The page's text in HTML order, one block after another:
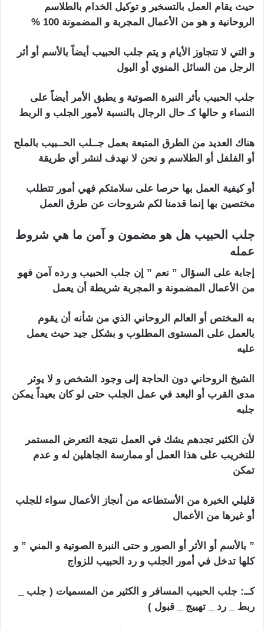
حيث يقام العمل بالتسخير و توكيل الخدام بالطلاسم
الروحانية و هو من الأعمال المجربة و المضمونة 100 %
و التي لا تتجاوز الأيام و يتم جلب الحبيب أيضاً بالأسم أو أثر
الرجل من السائل المنوي أو البول
جلب الحبيب بأثر النبرة الصوتية و يطبق الأمر أيضاً على
النساء و حالها كـ حال الرجال بالنسبة لأمور الجلب و الربط
هناك العديد من الطرق المتبعة بعمل جــلب الحــبيب بالملح
أو الفلفل أو الطلاسم و نحن لا نهدف لنشر أي طريقة
أو كيفية العمل بها حرصا على سلامتكم فهي أمور تتطلب
مختصين بها إنما قدمنا لكم شروحات عن طرق العمل
جلب الحبيب هل هو مضمون و آمن ما هي شروط
عمله
إجابة على السؤال ” نعم ” إن جلب الحبيب و رده آمن فهو
من الأعمال المضمونة و المجربة شريطة أن يعمل
به المختص أو العالم الروحاني الذي من شأنه أن يقوم
بالعمل على المستوى المطلوب و بشكل جيد حيث يعمل
عليه
الشيخ الروحاني دون الحاجة إلى وجود الشخص و لا يوثر
مدى القرب أو البعد في عمل الجلب حتى لو كان بعيداً يمكن
جلبه
لأن الكثير تجدهم يشك في العمل نتيجة التعرض المستمر
للتخريب على هذا العمل أو ممارسة الجاهلين له و عدم
تمكن
قليلي الخبرة من الأستطاعه من أنجاز الأعمال سواء للجلب
أو غيرها من الأعمال
” بالأسم أو الأثر أو الصور و حتى النبرة الصوتية و المني ” و
كلها تدخل في أمور الجلب و رد الحبيب للزواج
كــ: جلب الحبيب المسافر و الكثير من المسميات ( جلب _
ربط _ رد _ تهييج _ قبول )